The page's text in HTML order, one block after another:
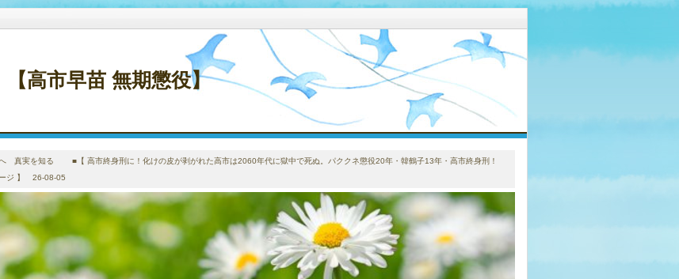
高市早苗 無期懲役】
真実を知る ■【 高市終身刑に！化けの皮が剥がれた高市は2060年代に獄中で死ぬ。パククネ懲役20年・韓鶴子13年・高市終身刑！
ージ 】 26-08-05